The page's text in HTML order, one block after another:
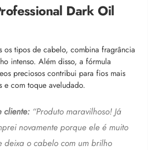
Dark Oil
os tipos de cabelo, combina fragrância
intenso. Além disso, a fórmula
preciosos contribui para fios mais
e com toque aveludado.
cliente: “Produto maravilhoso! Já
novamente porque ele é muito
deixa o cabelo com um brilho